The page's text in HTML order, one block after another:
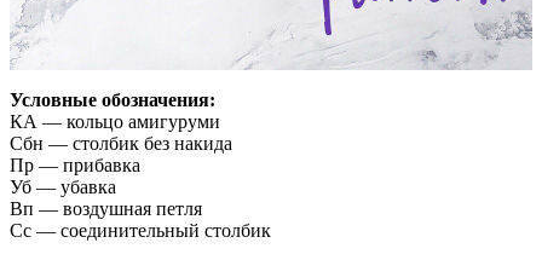
Условные обозначения:
КА — кольцо амигуруми
Сбн — столбик без накида
Пр — прибавка
Уб — убавка
Вп — воздушная петля
Сс — соединительный столбик